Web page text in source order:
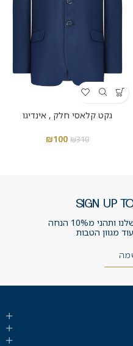
גקט קלאסי חלק , אינדיגו
₪310
₪100
SIGN UP
מ10% הנחה
מגוון הטבות